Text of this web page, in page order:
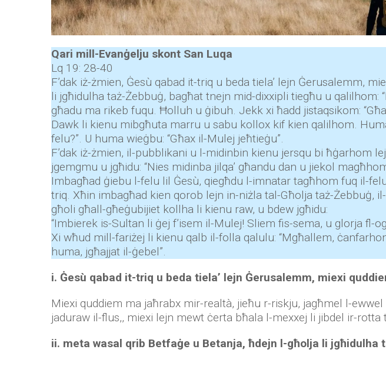
Qari mill-Evanġelju skont San Luqa
Lq 19: 28-40
F’dak iż-żmien, Ġesù qabad it-triq u beda tiela’ lejn Ġerusalemm,
li jgħidulha taż-Żebbuġ, bagħat tnejn mid-dixxipli tiegħu u
għadu ma rikeb fuqu. Ħolluh u ġibuh. Jekk xi ħadd jistaqsikom:
Dawk li kienu mibgħuta marru u sabu kollox kif kien qalilhom.
felu?”. U huma wieġbu: “Għax il-Mulej jeħtieġu”.
F’dak iż-żmien, il-pubblikani u l-midinbin kienu jersqu bi ħġarhom
jgemgmu u jgħidu: “Nies midinba jilqa’ għandu dan u jiekol
Imbagħad ġiebu l-felu lil Ġesù, qiegħdu l-imnatar tagħhom fuq il-
triq. Xħin imbagħad kien qorob lejn in-niżla tal-Għolja taż-Żebbuġ,
għoli għall-għeġubijiet kollha li kienu raw, u bdew jgħidu:
“Imbierek is-Sultan li ġej f’isem il-Mulej! Sliem fis-sema, u glorja fl-
Xi wħud mill-fariżej li kienu qalb il-folla qalulu: “Mgħallem,
huma, jgħajjat il-ġebel”.
i. Ġesù qabad it-triq u beda tiela’ lejn Ġerusalemm, miexi
Miexi quddiem ma jaħrabx mir-realtà, jieħu r-riskju, jagħmel l-
jaduraw il-flus,, miexi lejn mewt ċerta bħala l-mexxej li jibdel ir-rotta
ii. meta wasal qrib Betfaġe u Betanja, ħdejn l-għolja li jgħidulha